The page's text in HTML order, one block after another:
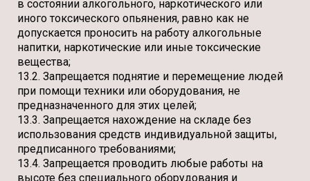
в состоянии алкогольного, наркотического или
иного токсического опьянения, равно как не
допускается проносить на работу алкогольные
напитки, наркотические или иные токсические
вещества;
13.2. Запрещается поднятие и перемещение людей
при помощи техники или оборудования, не
предназначенного для этих целей;
13.3. Запрещается нахождение на складе без
использования средств индивидуальной защиты,
предписанного требованиями;
13.4. Запрещается проводить любые работы на
высоте без специального оборудования и